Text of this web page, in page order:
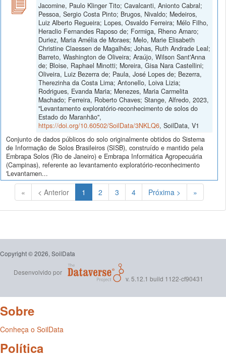
Jacomine, Paulo Klinger Tito; Cavalcanti, Anionto Cabral;
Pessoa, Sergio Costa Pinto; Brugos, Nivaldo; Medeiros,
Luiz Alberto Regueira; Lopes, Osvaldo Ferreira; Mélo Filho,
Heraclio Fernandes Raposo de; Formiga, Rheno Amaro;
Duriez, Maria Amélia de Moraes; Melo, Marie Elisabeth
Christine Claessen de Magalhẽs; Johas, Ruth Andrade Leal;
Barreto, Washington de Oliveira; Araújo, Wilson Sant'Anna
de; Bloise, Raphael Minotti; Moreira, Gisa Nara Castellini;
Oliveira, Luiz Bezerra de; Paula, José Lopes de; Bezerra,
Therezinha da Costa Lima; Antonello, Loiva Lizia;
Rodrigues, Evanda Maria; Menezes, Maria Carmelita
Machado; Ferreira, Roberto Chaves; Stange, Alfredo, 2023,
"Levantamento exploratório-reconhecimento de solos do
Estado do Maranhão",
https://doi.org/10.60502/SoilData/3NKLQ6, SoilData, V1
Conjunto de dados públicos do solo originalmente obtidos do Sistema
de Informação de Solos Brasileiros (SISB), construído e mantido pela
Embrapa Solos (Rio de Janeiro) e Embrapa Informática Agropecuária
(Campinas), referente ao levantamento exploratório-reconhecimento
'Levantamen...
« < Anterior 1 (Atual)
2 3 4 Próxima > »
Copyright © 2026, SoilData
Desenvolvido por
v. 5.12.1 build 1122-cf90431
Sobre
Conheça o SoilData
Política